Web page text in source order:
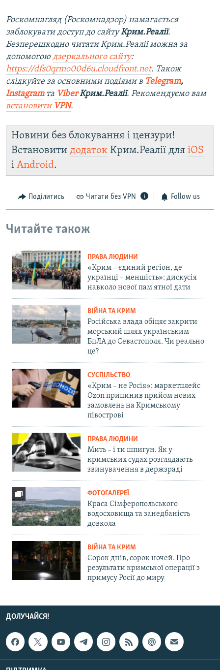
Роскомнагляд (Роскомнадзор) намагається
заблокувати доступ до сайтуКрим.Реалії.
Безперешкодно читати Крим.Реалії можна за
допомогою дзеркального сайту:
https://dfs0qrmo00d6u.cloudfront.net. Також
слідкуйте за основними подіями в Telegram,
Instagramта ViberКрим.Реалії. Рекомендуємо вам
встановити VPN.
Новини без блокування і цензури!
Встановити додаток Крим.Реалії для iOS
і Android.
Поділитись Читати без VPN Follow us
Читайте також
ПРАВА ЛЮДИНИ
«Крим – єдиний регіон, де
українці – меншість»: дискусія
навколо нової пам'ятної дати
ВІЙНА ТА КРИМ
Російська влада обіцяє закрити
морський шлях українським
БпЛА до Севастополя. Чи реально
це?
СУСПІЛЬСТВО
«Крим – не Росія»: маркетплейс
Ozon припинив прийом нових
замовлень на Кримському
півострові
ПРАВА ЛЮДИНИ
Мить – і ти шпигун. Як у
кримських судах розглядають
звинувачення в держзраді
ФОТОГАЛЕРЕЇ
Краса Сімферопольського
водосховища та занедбаність
довкола
ВІЙНА ТА КРИМ
Сорок днів, сорок ночей. Про
результати кримської операції з
примусу Росії до миру
ДОЛУЧАЙСЯ!